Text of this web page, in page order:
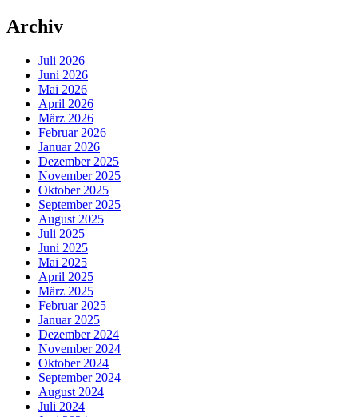
Archiv
Juli 2026
Juni 2026
Mai 2026
April 2026
März 2026
Februar 2026
Januar 2026
Dezember 2025
November 2025
Oktober 2025
September 2025
August 2025
Juli 2025
Juni 2025
Mai 2025
April 2025
März 2025
Februar 2025
Januar 2025
Dezember 2024
November 2024
Oktober 2024
September 2024
August 2024
Juli 2024